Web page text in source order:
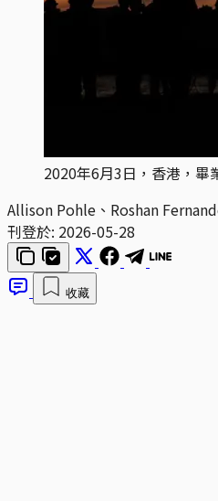
2020年6月3日，香港，畢
Allison Pohle、Roshan
刊登於: 2026-05-28
收藏